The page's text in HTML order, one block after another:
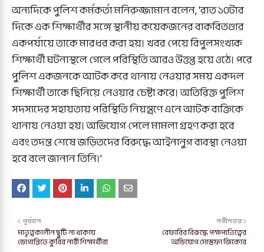
অন্যদিকে পুলিশ কর্মকর্তা মনিরুজ্জামান বলেন, 'রাত ১০টার
দিকে এক শিক্ষার্থীর সঙ্গে স্থানীয় কয়েকজনের বাকবিতণ্ডার
একপর্যায়ে তাকে মারধর করা হয়। খবর পেয়ে বিপুলসংখ্যক
শিক্ষার্থী ঘটনাস্থলে গেলে পরিস্থিতি আরও উত্তপ্ত হয়ে ওঠে। পরে
পুলিশ একজনকে আটক করে থানায় নেওয়ার সময় একদল
শিক্ষার্থী তাকে ছিনিয়ে নেওয়ার চেষ্টা করে। অতিরিক্ত পুলিশ
সদস্যদের সহায়তায় পরিস্থিতি নিয়ন্ত্রণে এনে আটক ব্যক্তিকে
থানায় নেওয়া হয়। অভিযোগ পেলে মামলা গ্রহণ করা হবে
এবং তদন্ত শেষে জড়িতদের বিরুদ্ধে আইনানুগ ব্যবস্থা নেওয়া
হবে বলে জানান তিনি।'
নবীনতর
রেফারির বিরুদ্ধে পক্ষপাতিত্বের
অভিযোগ মোস্তফা জিকোর
পূর্বতন
মাতৃত্বকালীন ছুটি না থাকায়
ভোগান্তিতে কুবির নারী শিক্ষার্থীরা